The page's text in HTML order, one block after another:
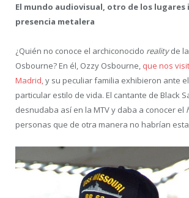
El mundo audiovisual, otro de los lugares
presencia metalera
¿Quién no conoce el archiconocido realityde
Osbourne? En él, Ozzy Osbourne, que nos
Madrid,y su peculiar familia exhibieron ante
particular estilo de vida. El cantante de Black
desnudaba así en la MTV y daba a conocer el
personas que de otra manera no habrían